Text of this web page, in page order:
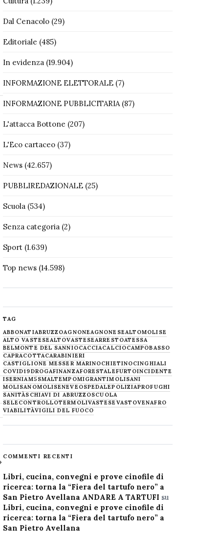
Dal Cenacolo(29)
Editoriale (485)
In evidenza(19.904)
INFORMAZIONE ELETTORALE(7)
INFORMAZIONE PUBBLICITARIA(87)
L'attacca Bottone (207)
L'Eco cartaceo(37)
News(42.657)
PUBBLIREDAZIONALE(25)
Scuola(534)
Senza categoria(2)
Sport(1.639)
Top news(14.598)
TAG
ABBONATIABRUZZOAGNONEAGNONESEALTOMOLISE
ALTO VASTESEALTOVASTESEARRESTOATESSA
BELMONTE DEL SANNIOCACCIACALCIOCAMPOBASSO
CAPRACOTTACARABINIERI
CASTIGLIONE MESSER MARINOCHIETINOCINGHIALI
COVID19DROGAFINANZAFORESTALEFURTOINCIDENTE
ISERNIAM5SMALTEMPOMIGRANTIMOLISANI
MOLISANOMOLISENEVE OSPEDALEPOLIZIAPROFUGHI
SANITÀSCHIAVI DI ABRUZZOSCUOLA
SELECONTROLLOTERMOLIVASTESE VASTOVENAFRO
VIABILITÀVIGILI DEL FUOCO
COMMENTI RECENTI
Libri, cucina, convegni e prove cinofile di
ricerca: torna la “Fiera del tartufo nero” a
San Pietro Avellana ANDARE A TARTUFI su
Libri, cucina, convegni e prove cinofile di
ricerca: torna la “Fiera del tartufo nero” a
San Pietro Avellana